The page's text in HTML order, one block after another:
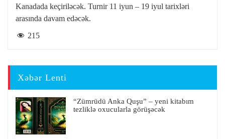
Kanadada keçiriləcək. Turnir 11 iyun – 19 iyul tarixləri
arasında davam edəcək.
215
Xəbər Lenti
“Zümrüdü Anka Quşu” – yeni kitabım
tezliklə oxucularla görüşəcək